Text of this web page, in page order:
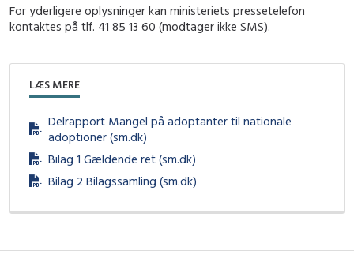
For yderligere oplysninger kan ministeriets pressetelefon
kontaktes på tlf. 41 85 13 60 (modtager ikke SMS).
LÆS MERE
Delrapport Mangel på adoptanter til nationale
adoptioner (sm.dk)
Bilag 1 Gældende ret (sm.dk)
Bilag 2 Bilagssamling (sm.dk)